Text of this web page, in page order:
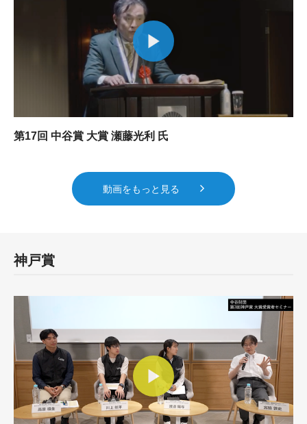
第17回 中谷賞 大賞 瀬藤光利 氏
動画をもっと見る
神戸賞